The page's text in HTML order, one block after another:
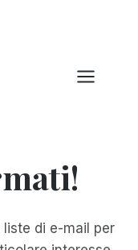
di e-mail per